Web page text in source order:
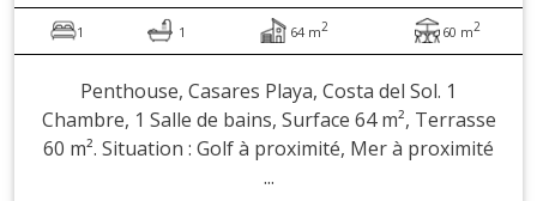
1 1 64 m2 60 m2
Penthouse, Casares Playa, Costa del Sol. 1
Chambre, 1 Salle de bains, Surface 64 m², Terrasse
60 m². Situation : Golf à proximité, Mer à proximité
...